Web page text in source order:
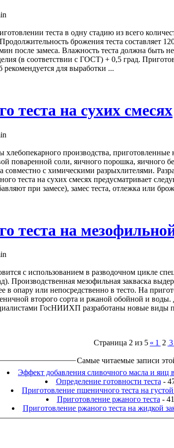
теста в одну стадию из всего
брожения теста
после замеса. Влажность теста должна
(в соответствии с ГОСТ) + 0,5 град.
для выработки ...
теста на сухих смесях
хлебопекарного производства,
поваренной соли, яичного порошка, яичного
с химическими разрыхлителями.
теста на сухих смесях предусматривает
при замесе), замес теста, отлежка или
теста на
с использованием в разводочном цикле
Производственная мезофильная закваска
в опару или непосредственно в тесто. На
второго сорта и ржаной обойной и
ГосНИИХП разработаны новые виды
Страница 2 из 5 « 1 2 3
Самые читаемые записи
Эффект добавления сливочного масла и яиц
Определение готовности теста -
Приготовление пшеничного теста на
Приготовление ржаного теста -
Приготовление ржаного теста на жидкой